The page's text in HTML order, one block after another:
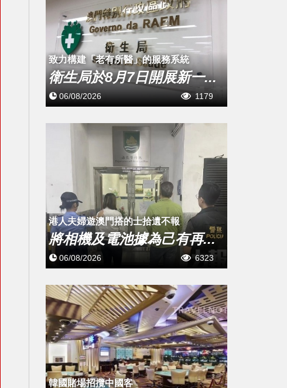
致力構建「老有所醫」的服務系統
衛生局於8月7日開展新一...
06/08/2026 1179
​港人夫婦遊澳門搭的士拾遺不報
將相機及電池據為己有再...
06/08/2026 6323
韓國賭場招攬中國客